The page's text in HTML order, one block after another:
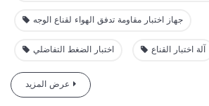
جهاز اختبار مقاومة تدفق الهواء لقناع الوجه
اختبار الضغط التفاضلي آلة اختبار القناع
عرض المزيد